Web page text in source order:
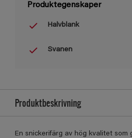
Produktegenskaper
Halvblank
Svanen
Produktbeskrivning
En snickerifärg av hög kvalitet som